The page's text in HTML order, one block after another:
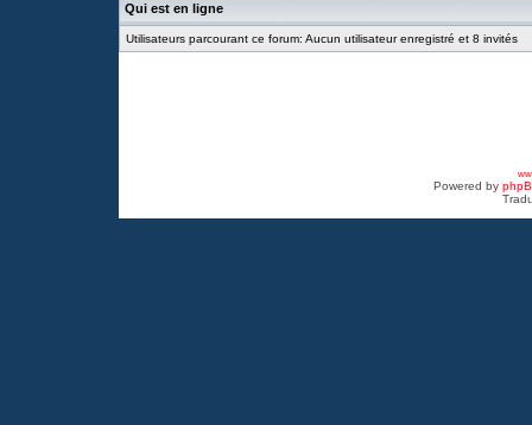
Qui est en ligne
Utilisateurs parcourant ce forum: Aucun utilisateur enregistré et 8 invités
Powered by